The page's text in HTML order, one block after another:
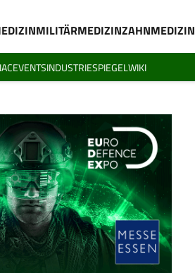
MILITÄRMEDIZINZAHNMEDIZIN
EVENTSINDUSTRIESPIEGELWIKI